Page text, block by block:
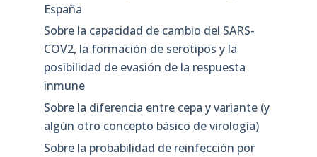
España
Sobre la capacidad de cambio del SARS-
COV2, la formación de serotipos y la
posibilidad de evasión de la respuesta
inmune
Sobre la diferencia entre cepa y variante (y
algún otro concepto básico de virología)
Sobre la probabilidad de reinfección por